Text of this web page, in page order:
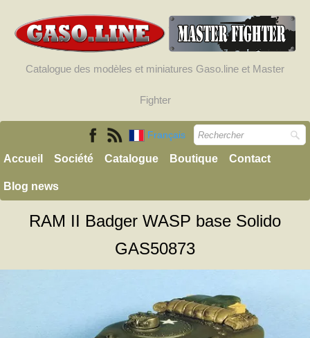
Catalogue des modèles et miniatures Gaso.line et Master
Fighter
Français
Accueil Société Catalogue Boutique Contact
Blog news
RAM II Badger WASP base Solido
GAS50873